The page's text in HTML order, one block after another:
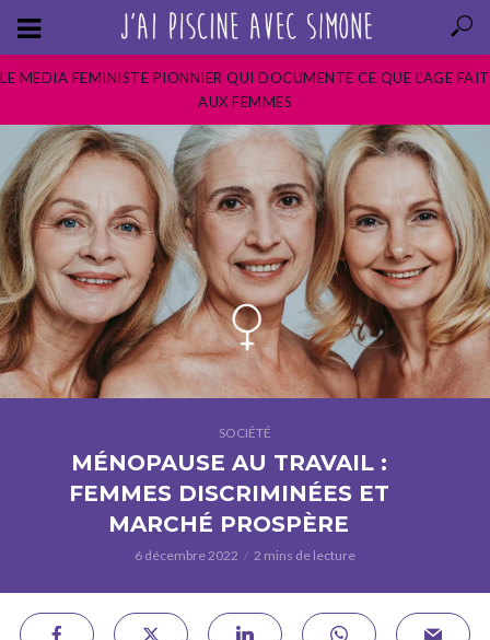
LE MEDIA FEMINISTE PIONNIER QUI DOCUMENTE CE QUE L’AGE FAIT
AUX FEMMES
SOCIÉTÉ
MÉNOPAUSE AU TRAVAIL :
FEMMES DISCRIMINÉES ET
MARCHÉ PROSPÈRE
6 décembre 2022 2 mins de lecture